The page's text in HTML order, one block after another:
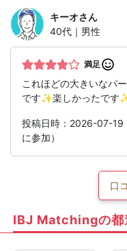
キーオさん
40代｜男性
満足
これほどの大きいなパ
です✨楽しかったです
投稿日時：2026-07-19
に参加）
口
IBJ Matchingの都